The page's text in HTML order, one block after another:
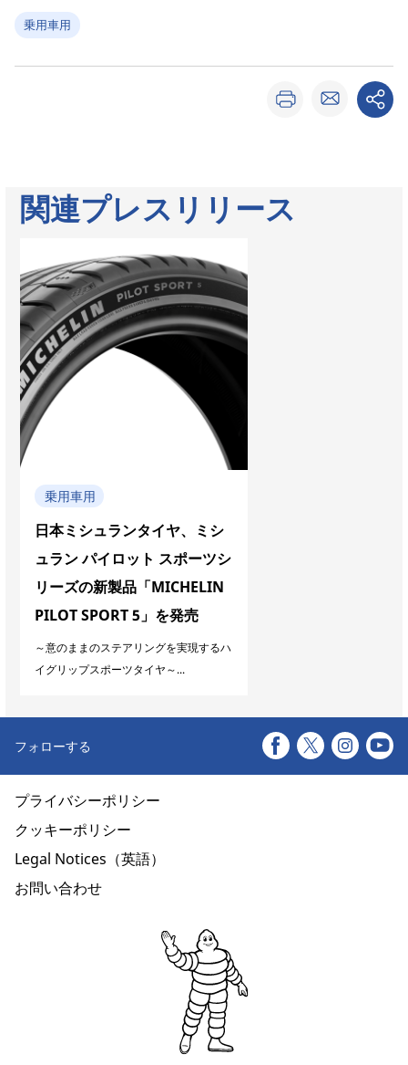
乗用車用
関連プレスリリース
乗用車用
日本ミシュランタイヤ、ミシ
ュラン パイロット スポーツシ
リーズの新製品「MICHELIN
PILOT SPORT 5」を発売
～意のままのステアリングを実現するハ
イグリップスポーツタイヤ～...
フォローする
プライバシーポリシー
クッキーポリシー
Legal Notices（英語）
お問い合わせ